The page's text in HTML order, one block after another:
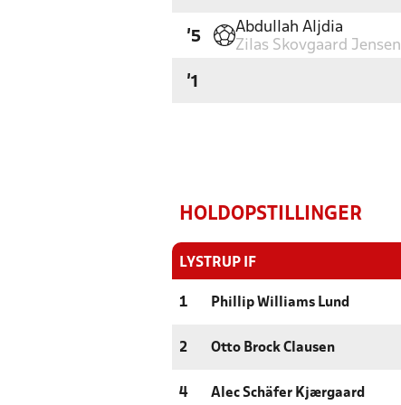
'5
Abdullah Aljdia
Zilas Skovgaard Jensen
'1
HOLDOPSTILLINGER
LYSTRUP IF
1 Phillip Williams Lund
2 Otto Brock Clausen
4 Alec Schäfer Kjærgaard